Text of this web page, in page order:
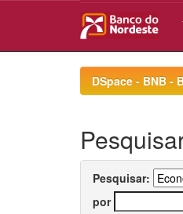
DSpace - BNB -
Pesquisar:
por